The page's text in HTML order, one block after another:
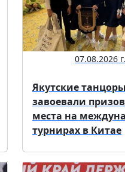
07.08.2026 г.
Якутские танцоры
завоевали
места на
турнирах в Китае